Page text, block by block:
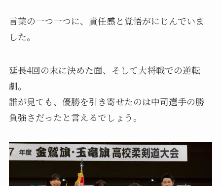
言葉の一つ一つに、責任感と覚悟がにじんでいま
した。
延長4回の末に決めた面、そして大将戦での逆転
劇。
誰が見ても、優勝を引き寄せたのは中司選手の勝
負強さだったと言えるでしょう。